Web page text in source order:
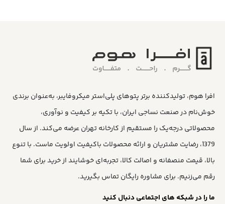
افرا هوم، تولیدکننده برتر پتوهای پلی‌استر میکروفایبر، به‌عنوان برندی
خوش‌نام در صنعت نساجی ایران، با تکیه بر کیفیت و نوآوری،
محصولاتی درجه‌یک را مستقیم از کارخانه تهران عرضه می‌کند. از سال
1379، رضایت مشتریان و ارائه محصولات باکیفیت اولویت ماست. با تنوع
بالا، قیمت منصفانه و اصالت کالا، تجربه‌ای خوشایند از خرید برای شما
رقم می‌زنیم. برای مشاوره رایگان تماس بگیرید.
ما را در شبکه های اجتماعی دنبال کنید